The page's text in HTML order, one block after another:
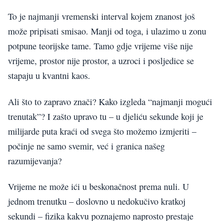
To je najmanji vremenski interval kojem znanost još
može pripisati smisao. Manji od toga, i ulazimo u zonu
potpune teorijske tame. Tamo gdje vrijeme više nije
vrijeme, prostor nije prostor, a uzroci i posljedice se
stapaju u kvantni kaos.
Ali što to zapravo znači? Kako izgleda “najmanji mogući
trenutak”? I zašto upravo tu – u djeliću sekunde koji je
milijarde puta kraći od svega što možemo izmjeriti –
počinje ne samo svemir, već i granica našeg
razumijevanja?
Vrijeme ne može ići u beskonačnost prema nuli. U
jednom trenutku – doslovno u nedokučivo kratkoj
sekundi – fizika kakvu poznajemo naprosto prestaje